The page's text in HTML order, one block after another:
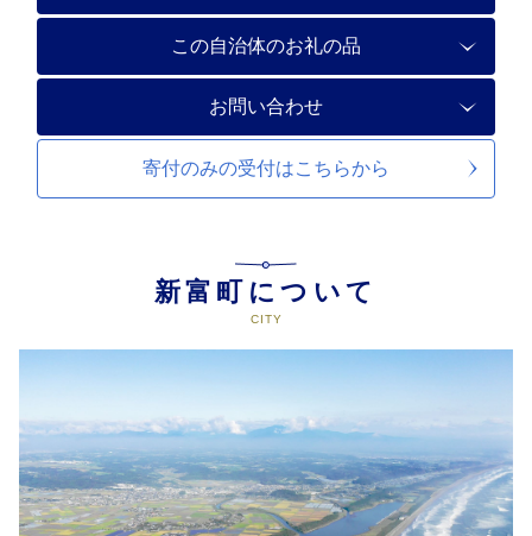
この自治体のお礼の品
お問い合わせ
寄付のみの受付はこちらから
新富町について